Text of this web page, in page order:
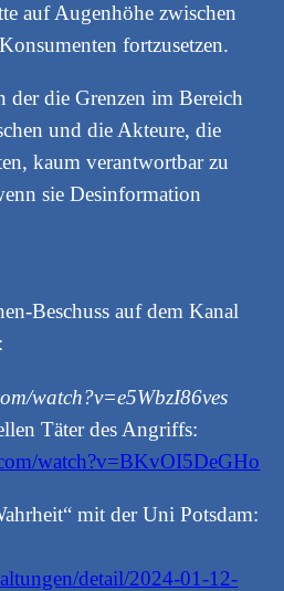
auf Augenhöhe zwischen
fortzusetzen.
der die Grenzen im Bereich
und die Akteure, die
kaum verantwortbar zu
sie Desinformation
Beschuss auf dem Kanal
watch?v=e5WbzI86ves
Täter des Angriffs:
watch?v=BKvOI5DeGHo
mit der Uni Potsdam:
detail/2024-01-12-